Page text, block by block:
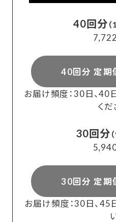
40回分
7,722
40回分 定期
お届け頻度：30日、40
くだ
30回分
30回分 定期
お届け頻度：30日、45